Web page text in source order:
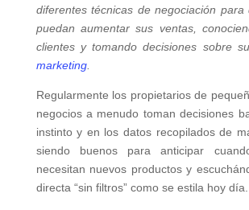
diferentes técnicas de negociación para
puedan aumentar sus ventas,
clientes y tomando decisiones sobre su
marketing.
Regularmente los propietarios de
negocios a menudo toman decisiones
instinto y en los datos recopilados de
siendo buenos para anticipar
necesitan nuevos productos y
directa “sin filtros” como se estila hoy día.